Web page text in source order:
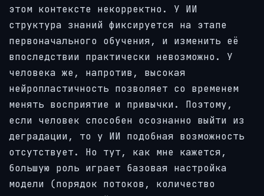
этом контексте некорректно. У ИИ
структура знаний фиксируется на этапе
первоначального обучения, и изменить её
впоследствии практически невозможно. У
человека же, напротив, высокая
нейропластичность позволяет со временем
менять восприятие и привычки. Поэтому,
если человек способен осознанно выйти из
деградации, то у ИИ подобная возможность
отсутствует. Но тут, как мне кажется,
большую роль играет базовая настройка
модели (порядок потоков, количество